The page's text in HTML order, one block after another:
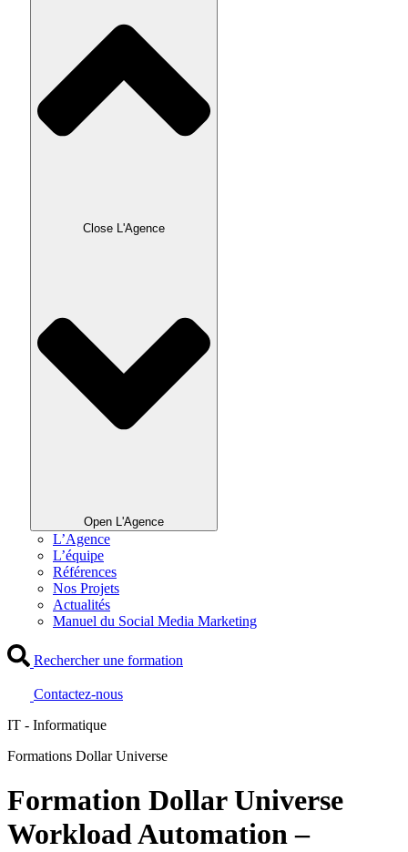
Close L'Agence
Open L'Agence
L’Agence
L’équipe
Références
Nos Projets
Actualités
Manuel du Social Media Marketing
Rechercher une formation
Contactez-nous
IT - Informatique
Formations Dollar Universe
Formation Dollar Universe
Workload Automation –